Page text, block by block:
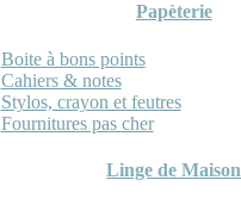
Papèterie
Boite à bons points
Cahiers & notes
Stylos, crayon et feutres
Fournitures pas cher
Linge de Maison